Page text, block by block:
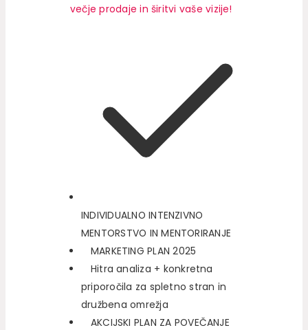
večje prodaje in širitvi vaše vizije!
INDIVIDUALNO INTENZIVNO
MENTORSTVO IN MENTORIRANJE
MARKETING PLAN 2025
Hitra analiza + konkretna
priporočila za spletno stran in
družbena omrežja
AKCIJSKI PLAN ZA POVEČANJE